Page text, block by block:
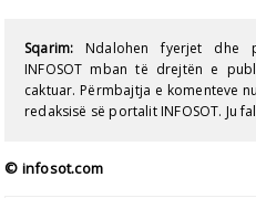
Sqarim: Ndalohen fyerjet dhe
INFOSOT mban të drejtën e
caktuar. Përmbajtja e komenteve
redaksisë së portalit INFOSOT. Ju
© infosot.com